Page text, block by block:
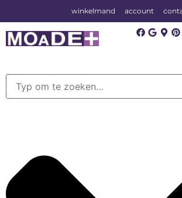
winkelmand account